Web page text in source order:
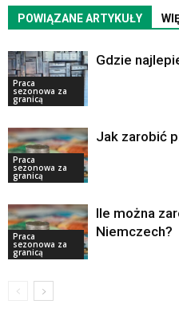
POWIĄZANE ARTYKUŁY
Praca
sezonowa za
granicą
Gdzie
Praca
sezonowa za
granicą
Jak zarobić
Praca
sezonowa za
granicą
Ile można
Niemczech?